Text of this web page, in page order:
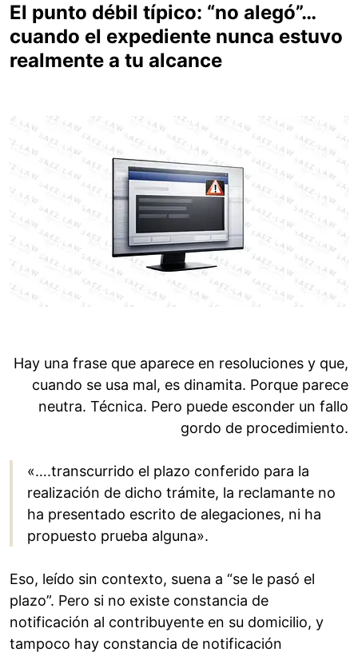
El punto débil típico: “no alegó”…
cuando el expediente nunca estuvo
realmente a tu alcance
Hay una frase que aparece en resoluciones y que,
cuando se usa mal, es dinamita. Porque parece
neutra. Técnica. Pero puede esconder un fallo
gordo de procedimiento.
«….transcurrido el plazo conferido para la
realización de dicho trámite, la reclamante no
ha presentado escrito de alegaciones, ni ha
propuesto prueba alguna».
Eso, leído sin contexto, suena a “se le pasó el
plazo”. Pero si no existe constancia de
notificación al contribuyente en su domicilio, y
tampoco hay constancia de notificación